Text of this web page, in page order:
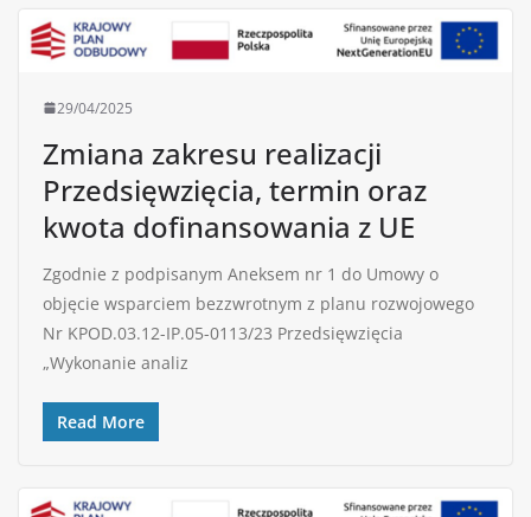
29/04/2025
Zmiana zakresu realizacji
Przedsięwzięcia, termin oraz
kwota dofinansowania z UE
Zgodnie z podpisanym Aneksem nr 1 do Umowy o
objęcie wsparciem bezzwrotnym z planu rozwojowego
Nr KPOD.03.12-IP.05-0113/23 Przedsięwzięcia
„Wykonanie analiz
Read More